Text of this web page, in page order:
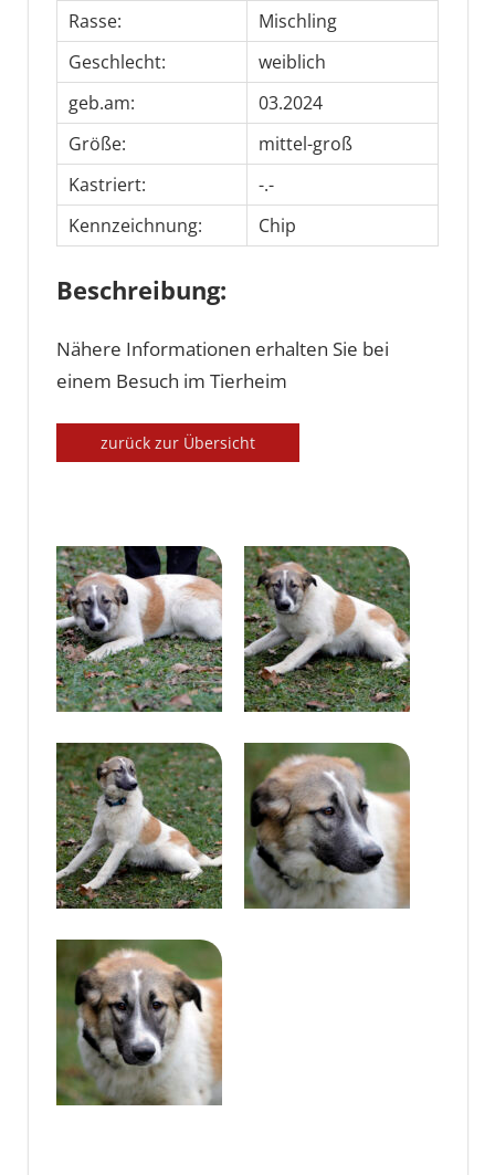
Rasse:
Mischling
Geschlecht:
weiblich
geb.am:
03.2024
Größe:
mittel-groß
Kastriert:
-.-
Kennzeichnung:
Chip
Beschreibung:
Nähere Informationen erhalten Sie bei
einem Besuch im Tierheim
zurück zur Übersicht